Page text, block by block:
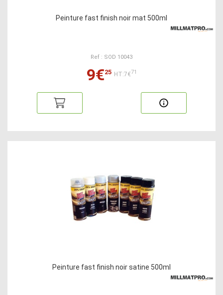
Peinture fast finish noir mat 500ml
Ref : SOD 10043
9€25 HT:7€71
Peinture fast finish noir satine 500ml